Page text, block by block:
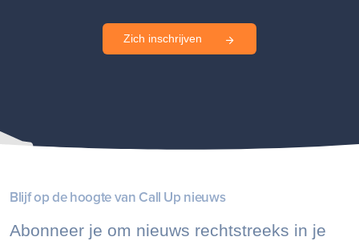
Zich inschrijven
Blijf op de hoogte van Call Up nieuws
Abonneer je om nieuws rechtstreeks in je